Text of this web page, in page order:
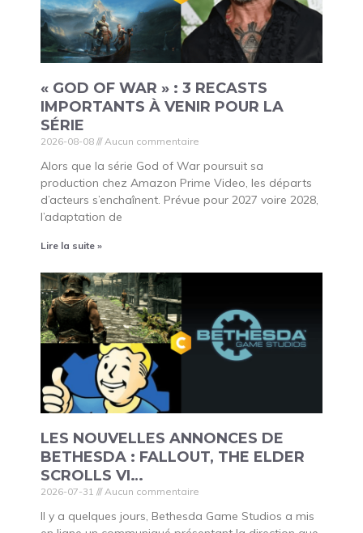
« GOD OF WAR » : 3 RECASTS
IMPORTANTS À VENIR POUR LA
SÉRIE
2026-08-08 Aucun commentaire
Alors que la série God of War poursuit sa
production chez Amazon Prime Video, les départs
d’acteurs s’enchaînent. Prévue pour 2027 voire 2028,
l’adaptation de
Lire la suite »
LES NOUVELLES ANNONCES DE
BETHESDA : FALLOUT, THE ELDER
SCROLLS VI…
2026-07-31 Aucun commentaire
Il y a quelques jours, Bethesda Game Studios a mis